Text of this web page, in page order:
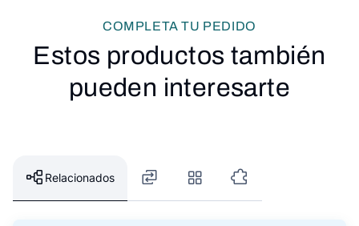
COMPLETA TU PEDIDO
Estos productos también
pueden interesarte
Relacionados